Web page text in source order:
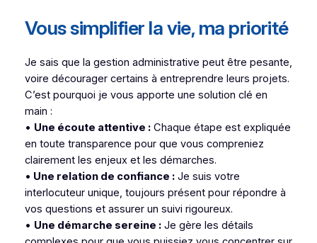
Vous simplifier la vie, ma priorité
Je sais que la gestion administrative peut être pesante,
voire décourager certains à entreprendre leurs projets.
C’est pourquoi je vous apporte une solution clé en
main :
• Une écoute attentive :Chaque étape est expliquée
en toute transparence pour que vous compreniez
clairement les enjeux et les démarches.
• Une relation de confiance :Je suis votre
interlocuteur unique, toujours présent pour répondre à
vos questions et assurer un suivi rigoureux.
• Une démarche sereine :Je gère les détails